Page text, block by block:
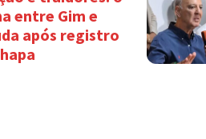
entre Gim e
após registro